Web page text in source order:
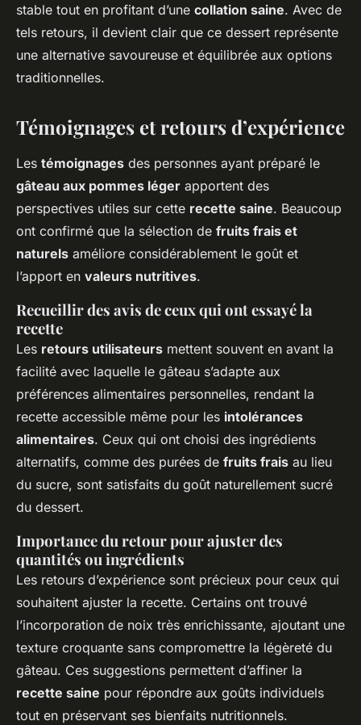
stable tout en profitant d’une collation saine. Avec de
tels retours, il devient clair que ce dessert représente
une alternative savoureuse et équilibrée aux options
traditionnelles.
Témoignages et retours d’expérience
Les témoignages des personnes ayant préparé le
gâteau aux pommes léger apportent des
perspectives utiles sur cette recette saine. Beaucoup
ont confirmé que la sélection de fruits frais et
naturels améliore considérablement le goût et
l’apport en valeurs nutritives.
Recueillir des avis de ceux qui ont essayé la
recette
Les retours utilisateurs mettent souvent en avant la
facilité avec laquelle le gâteau s’adapte aux
préférences alimentaires personnelles, rendant la
recette accessible même pour les intolérances
alimentaires. Ceux qui ont choisi des ingrédients
alternatifs, comme des purées de fruits frais au lieu
du sucre, sont satisfaits du goût naturellement sucré
du dessert.
Importance du retour pour ajuster des
quantités ou ingrédients
Les retours d’expérience sont précieux pour ceux qui
souhaitent ajuster la recette. Certains ont trouvé
l’incorporation de noix très enrichissante, ajoutant une
texture croquante sans compromettre la légèreté du
gâteau. Ces suggestions permettent d’affiner la
recette saine pour répondre aux goûts individuels
tout en préservant ses bienfaits nutritionnels.